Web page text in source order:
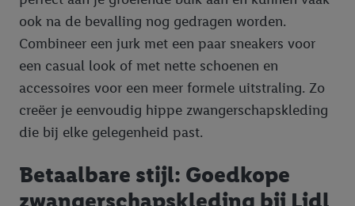
ook na de bevalling nog gedragen worden.
Combineer een jurk met een paar sneakers voor
een casual look of met nette schoenen en
accessoires voor een meer formele uitstraling. Zo
creëer je eenvoudig hippe zwangerschapskleding
die bij elke gelegenheid past.
Betaalbare stijl: Goedkope